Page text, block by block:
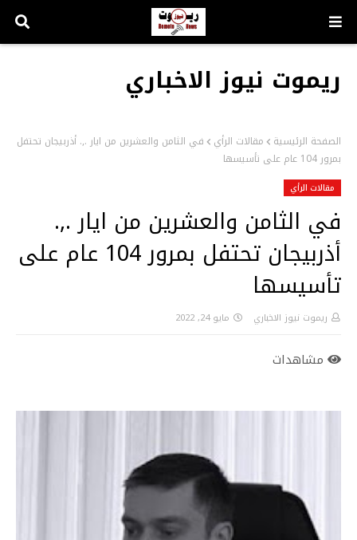
ريموت نيوز الاخباري
الصفحة الرئيسية مقالات الرأي
في الثامن والعشرين من ايار .,. أذربيجان تحتفل
بمرور 104 عام على تأسيسها
مقالات الرأي
في الثامن والعشرين من ايار .,.
أذربيجان تحتفل بمرور 104 عام على
تأسيسها
ريموت نيوز الاخباري مايو 24, 2022
مشاهدات